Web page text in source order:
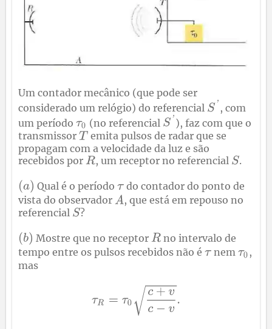
Um contador mecânico (que pode ser
considerado um relógio) do referencial
, com
um período
(no referencial
), faz com que o
transmissor
emita pulsos de radar que se
propagam com a velocidade da luz e são
recebidos por
, um receptor no referencial .
Qual é o período
do contador do ponto de
vista do observador
, que está em repouso no
referencial
?
Mostre que no receptor
no intervalo de
tempo entre os pulsos recebidos não é
nem
,
mas